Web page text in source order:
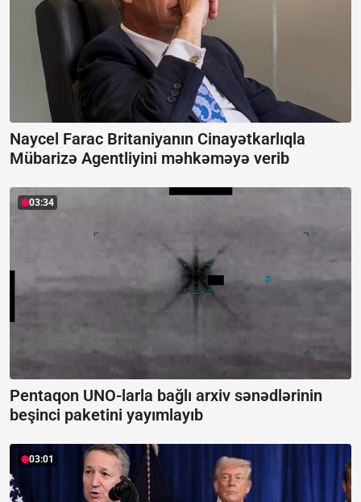
Naycel Farac Britaniyanın Cinayətkarlıqla
Mübarizə Agentliyini məhkəməyə verib
03:34
Pentaqon UNO-larla bağlı arxiv sənədlərinin
beşinci paketini yayımlayıb
03:01